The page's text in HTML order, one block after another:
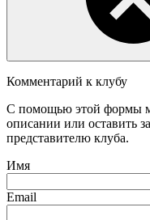
Комментарий к клубу
С помощью этой формы
описании или оставить
представителю клуба.
Имя
Email